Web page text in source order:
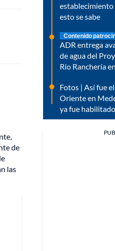
de
las
establecimiento
esto se sabe
Contenido
ADR entrega
de agua del
Río Ranchería
Fotos | Así fue
Oriente en
ya fue habilitado